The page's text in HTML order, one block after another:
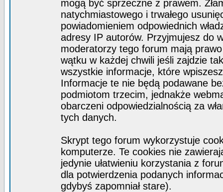
mogą być sprzeczne z prawem.
natychmiastowego i trwałego
powiadomieniem odpowiednich
adresy IP autorów. Przyjmujesz do
moderatorzy tego forum mają
wątku w każdej chwili jeśli zajdzie
wszystkie informacje, które
Informacje te nie będą podawane
podmiotom trzecim, jednakże
obarczeni odpowiedzialnością za
tych danych.
Skrypt tego forum wykorzystuje
komputerze. Te cookies nie
jedynie ułatwieniu korzystania z
dla potwierdzenia podanych
gdybyś zapomniał stare).